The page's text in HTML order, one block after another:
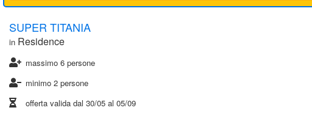
SUPER TITANIA
in Residence
massimo 6 persone
minimo 2 persone
offerta valida dal 30/05 al 05/09